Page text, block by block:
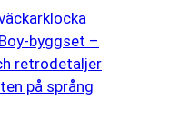
byggset –
retrodetaljer
på språng